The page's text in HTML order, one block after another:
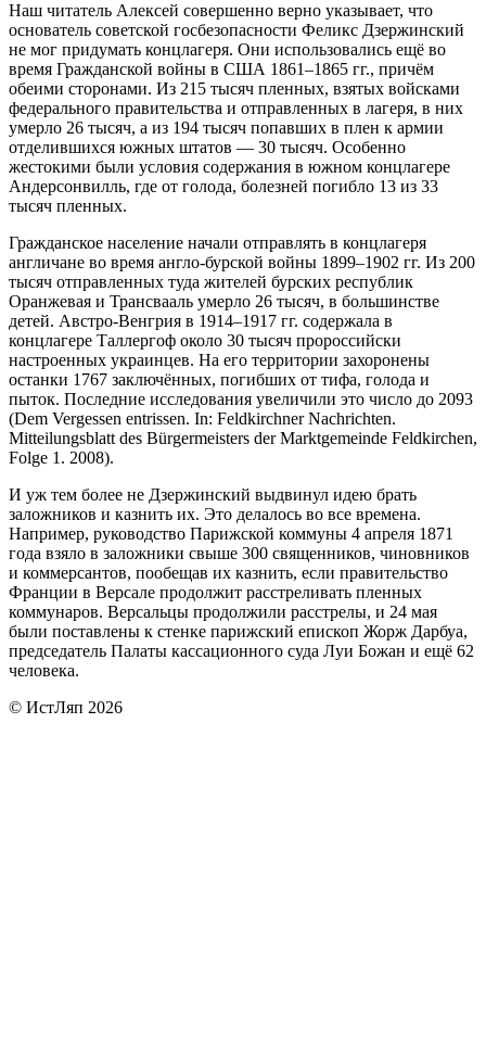
Наш читатель Алексей совершенно верно указывает, что
основатель советской госбезопасности Феликс Дзержинский
не мог придумать концлагеря. Они использовались ещё во
время Гражданской войны в США 1861–1865 гг., причём
обеими сторонами. Из 215 тысяч пленных, взятых войсками
федерального правительства и отправленных в лагеря, в них
умерло 26 тысяч, а из 194 тысяч попавших в плен к армии
отделившихся южных штатов — 30 тысяч. Особенно
жестокими были условия содержания в южном концлагере
Андерсонвилль, где от голода, болезней погибло 13 из 33
тысяч пленных.
Гражданское население начали отправлять в концлагеря
англичане во время англо-бурской войны 1899–1902 гг. Из 200
тысяч отправленных туда жителей бурских республик
Оранжевая и Трансвааль умерло 26 тысяч, в большинстве
детей. Австро-Венгрия в 1914–1917 гг. содержала в
концлагере Таллергоф около 30 тысяч пророссийски
настроенных украинцев. На его территории захоронены
останки 1767 заключённых, погибших от тифа, голода и
пыток. Последние исследования увеличили это число до 2093
(Dem Vergessen entrissen. In: Feldkirchner Nachrichten.
Mitteilungsblatt des Bürgermeisters der Marktgemeinde Feldkirchen,
Folge 1. 2008).
И уж тем более не Дзержинский выдвинул идею брать
заложников и казнить их. Это делалось во все времена.
Например, руководство Парижской коммуны 4 апреля 1871
года взяло в заложники свыше 300 священников, чиновников
и коммерсантов, пообещав их казнить, если правительство
Франции в Версале продолжит расстреливать пленных
коммунаров. Версальцы продолжили расстрелы, и 24 мая
были поставлены к стенке парижский епископ Жорж Дарбуа,
председатель Палаты кассационного суда Луи Божан и ещё 62
человека.
© ИстЛяп 2026